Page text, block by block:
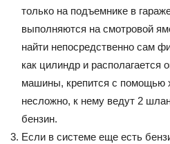
только на подъемнике в
выполняются на смотровой
найти непосредственно сам
как цилиндр и располагается
машины, крепится с помощью
несложно, к нему ведут 2
бензин.
Если в системе еще есть